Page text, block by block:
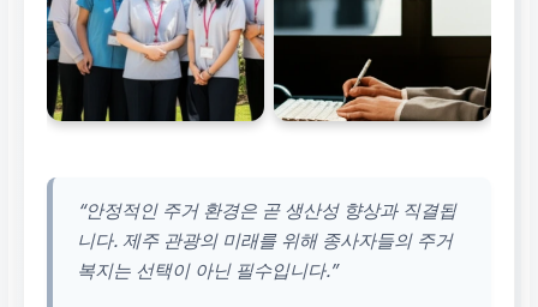
“안정적인 주거 환경은 곧 생산성 향상과 직결됩
니다. 제주 관광의 미래를 위해 종사자들의 주거
복지는 선택이 아닌 필수입니다.”